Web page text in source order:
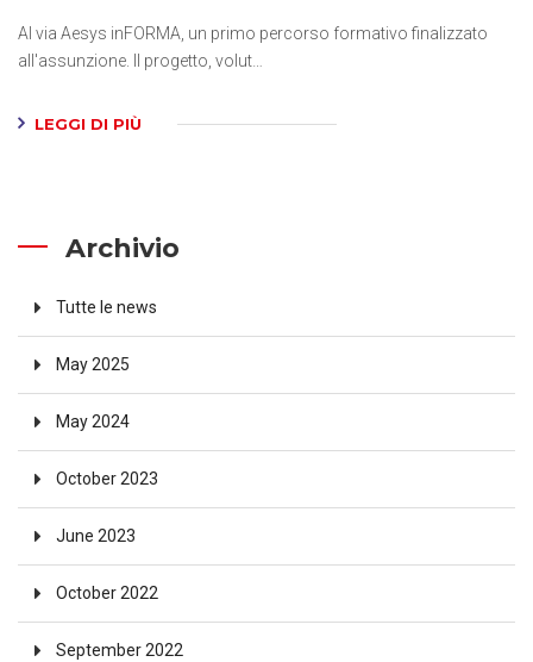
Al via Aesys inFORMA, un primo percorso formativo finalizzato
all'assunzione. Il progetto, volut…
LEGGI DI PIÙ
Archivio
Tutte le news
May 2025
May 2024
October 2023
June 2023
October 2022
September 2022